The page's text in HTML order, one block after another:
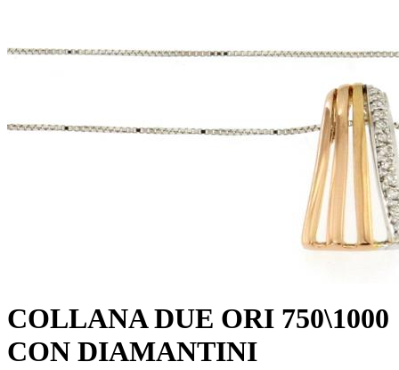
COLLANA DUE ORI 750\1000
CON DIAMANTINI